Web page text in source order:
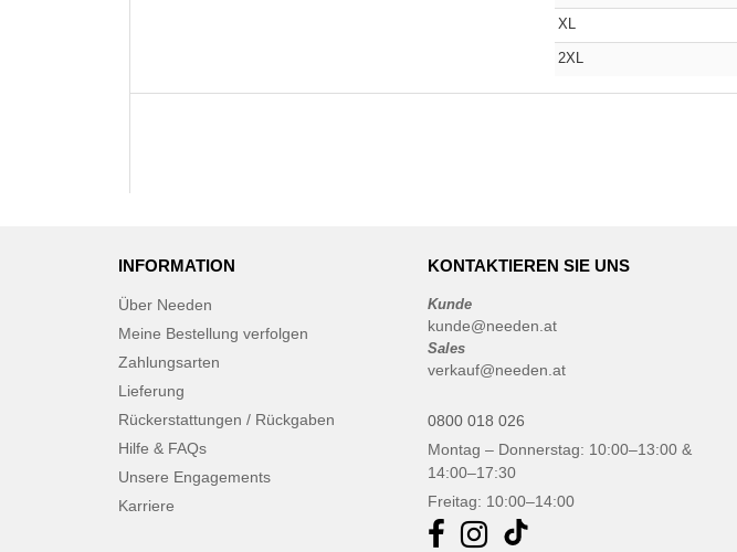
XL
2XL
INFORMATION
Über Needen
Meine Bestellung verfolgen
Zahlungsarten
Lieferung
Rückerstattungen / Rückgaben
Hilfe & FAQs
Unsere Engagements
Karriere
KONTAKTIEREN SIE UNS
Kunde
kunde@needen.at
Sales
verkauf@needen.at
0800 018 026
Montag – Donnerstag: 10:00–13:00 &
14:00–17:30
Freitag: 10:00–14:00